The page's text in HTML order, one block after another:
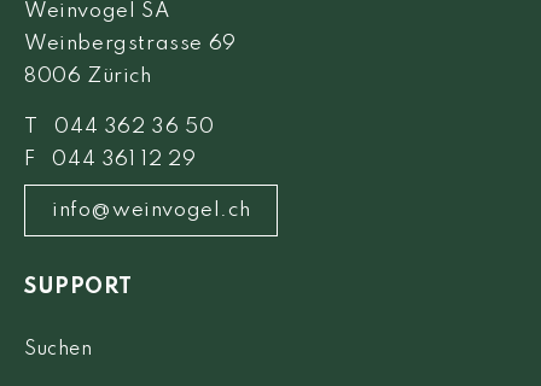
Weinvogel SA
Weinbergstrasse 69
8006 Zürich
T 044 362 36 50
F 044 361 12 29
info@weinvogel.ch
SUPPORT
Suchen